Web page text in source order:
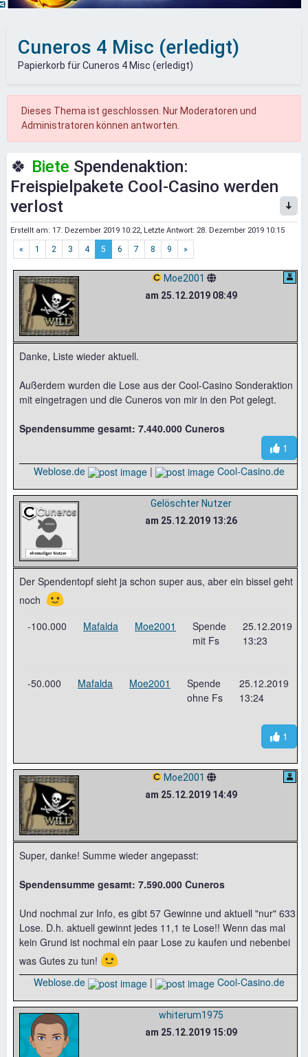
Cuneros 4 Misc (erledigt)
Papierkorb für Cuneros 4 Misc (erledigt)
Dieses Thema ist geschlossen. Nur Moderatoren und
Administratoren können antworten.
🍀 Biete Spendenaktion:
Freispielpakete Cool-Casino werden
verlost
Erstellt am: 17. Dezember 2019 10:22, Letzte Antwort: 28. Dezember 2019 10:15
« 1 2 3 4 5 6 7 8 9 »
Moe2001
am 25.12.2019 08:49
Danke, Liste wieder aktuell.
Außerdem wurden die Lose aus der Cool-Casino Sonderaktion
mit eingetragen und die Cuneros von mir in den Pot gelegt.
Spendensumme gesamt: 7.440.000 Cuneros
1
Weblose.de
| Cool-Casino.de
Gelöschter Nutzer
am 25.12.2019 13:26
Der Spendentopf sieht ja schon super aus, aber ein bissel geht
noch 🙂
-100.000 Mafalda Moe2001
Spende
mit Fs
25.12.2019
13:23
-50.000 Mafalda Moe2001
Spende
ohne Fs
25.12.2019
13:24
1
Moe2001
am 25.12.2019 14:49
Super, danke! Summe wieder angepasst:
Spendensumme gesamt: 7.590.000 Cuneros
Und nochmal zur Info, es gibt 57 Gewinne und aktuell "nur" 633
Lose. D.h. aktuell gewinnt jedes 11,1 te Lose!! Wenn das mal
kein Grund ist nochmal ein paar Lose zu kaufen und nebenbei
was Gutes zu tun! 🙂
Weblose.de | Cool-Casino.de
whiterum1975
am 25.12.2019 15:09